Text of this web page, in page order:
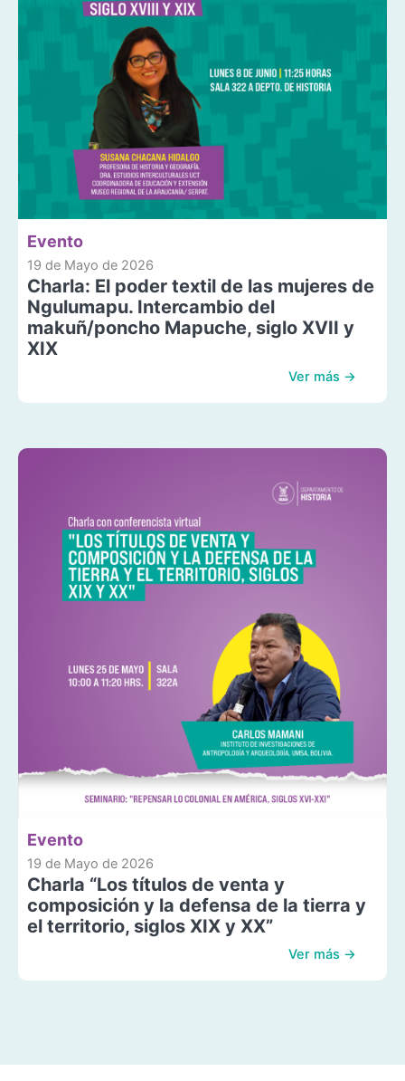
Evento
19 de Mayo de 2026
Charla: El poder textil de las mujeres de
Ngulumapu. Intercambio del
makuñ/poncho Mapuche, siglo XVII y
XIX
Ver más →
Evento
19 de Mayo de 2026
Charla “Los títulos de venta y
composición y la defensa de la tierra y
el territorio, siglos XIX y XX”
Ver más →